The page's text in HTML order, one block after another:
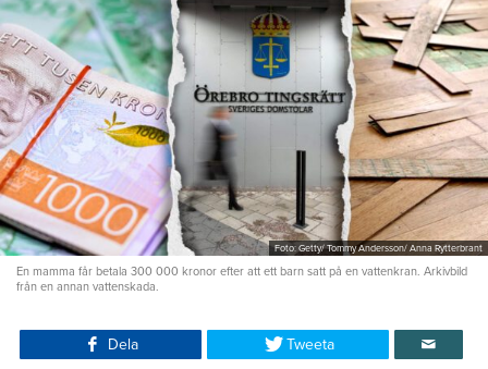
Foto: Getty/ Tommy Andersson/ Anna Rytterbrant
En mamma får betala 300 000 kronor efter att ett barn satt på en vattenkran. Arkivbild
från en annan vattenskada.
Dela Tweeta